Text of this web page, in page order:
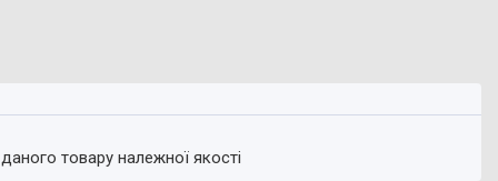
товару належної якості